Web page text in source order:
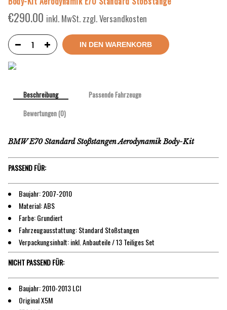
€290.00 inkl. MwSt. zzgl. Versandkosten
IN DEN WARENKORB
Beschreibung
Passende Fahrzeuge
Bewertungen (0)
BMW E70 Standard Stoßstangen Aerodynamik Body-Kit
PASSEND FÜR:
Baujahr: 2007-2010
Material: ABS
Farbe: Grundiert
Fahrzeugausstattung: Standard Stoßstangen
Verpackungsinhalt: inkl. Anbauteile / 13 Teiliges Set
NICHT PASSEND FÜR:
Baujahr: 2010-2013 LCI
Original X5M